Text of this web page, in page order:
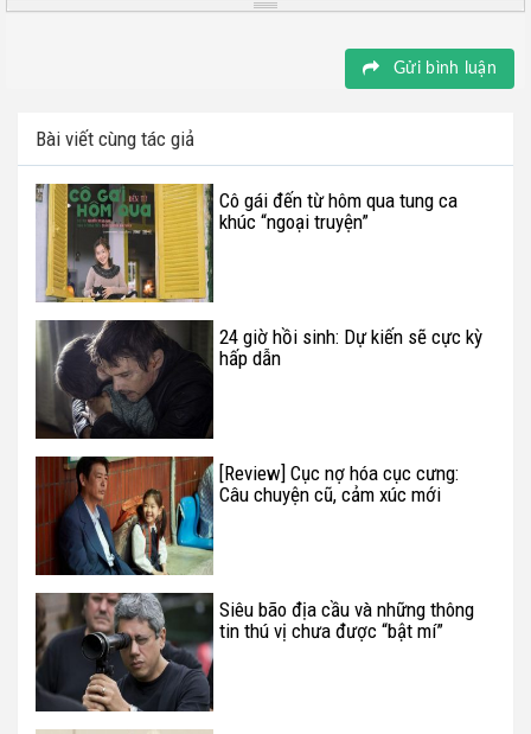
Gửi bình luận
Bài viết cùng tác giả
Cô gái đến từ hôm qua tung ca
khúc “ngoại truyện”
24 giờ hồi sinh: Dự kiến sẽ cực kỳ
hấp dẫn
[Review] Cục nợ hóa cục cưng:
Câu chuyện cũ, cảm xúc mới
Siêu bão địa cầu và những thông
tin thú vị chưa được “bật mí”